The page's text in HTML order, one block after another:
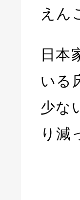
えん
日本
いる
少な
り減